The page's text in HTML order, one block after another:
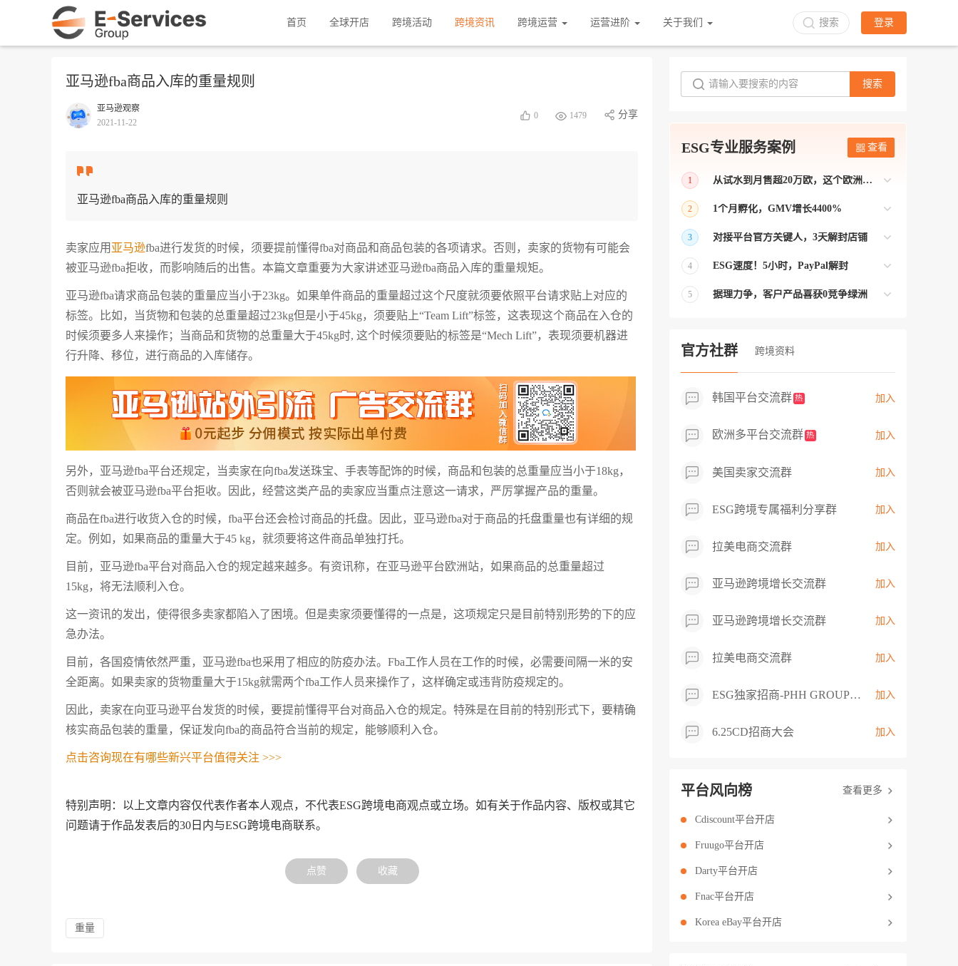
首页 全球开店 跨境活动 跨境资讯 跨境运营 运营进阶 关于我们 搜索 登录
亚马逊fba商品入库的重量规则
亚马逊观察
2021-11-22
0 1479 分享
亚马逊fba商品入库的重量规则
卖家应用 亚马逊fba进行发货的时候，须要提前懂得fba对商品和商品包装的各项请求。否则，卖家的货物有可能会
被亚马逊fba拒收，而影响随后的出售。本篇文章重要为大家讲述亚马逊fba商品入库的重量规矩。
亚马逊fba请求商品包装的重量应当小于23kg。如果单件商品的重量超过这个尺度就须要依照平台请求贴上对应的
标签。比如，当货物和包装的总重量超过23kg但是小于45kg，须要贴上“Team Lift”标签，这表现这个商品在入仓的
时候须要多人来操作；当商品和货物的总重量大于45kg时, 这个时候须要贴的标签是“Mech Lift”，表现须要机器进
行升降、移位，进行商品的入库储存。
另外，亚马逊fba平台还规定，当卖家在向fba发送珠宝、手表等配饰的时候，商品和包装的总重量应当小于18kg，
否则就会被亚马逊fba平台拒收。因此，经营这类产品的卖家应当重点注意这一请求，严厉掌握产品的重量。
商品在fba进行收货入仓的时候，fba平台还会检讨商品的托盘。因此，亚马逊fba对于商品的托盘重量也有详细的规
定。例如，如果商品的重量大于45 kg，就须要将这件商品单独打托。
目前，亚马逊fba平台对商品入仓的规定越来越多。有资讯称，在亚马逊平台欧洲站，如果商品的总重量超过
15kg，将无法顺利入仓。
这一资讯的发出，使得很多卖家都陷入了困境。但是卖家须要懂得的一点是，这项规定只是目前特别形势的下的应
急办法。
目前，各国疫情依然严重，亚马逊fba也采用了相应的防疫办法。Fba工作人员在工作的时候，必需要间隔一米的安
全距离。如果卖家的货物重量大于15kg就需两个fba工作人员来操作了，这样确定或违背防疫规定的。
因此，卖家在向亚马逊平台发货的时候，要提前懂得平台对商品入仓的规定。特殊是在目前的特别形式下，要精确
核实商品包装的重量，保证发向fba的商品符合当前的规定，能够顺利入仓。
点击咨询现在有哪些新兴平台值得关注 >>>
特别声明：以上文章内容仅代表作者本人观点，不代表ESG跨境电商观点或立场。如有关于作品内容、版权或其它
问题请于作品发表后的30日内与ESG跨境电商联系。
点赞 收藏
重量
搜索
ESG专业服务案例 查看
1
从试水到月售超20万欧，这个欧洲本土平台被低估了
2
1个月孵化，GMV增长4400%
业】 >> Gmarket卖家店铺经过ESG跨境客
3
对接平台官方关键人，3天解封店铺
跨境帮我解决了韩国平台店铺异常问题
4
ESG速度！5小时，PayPal解封
ESG拥有Paypal支付和Onbuy平台双绿通道
5
据理力争，客户产品喜获0竞争绿洲
取机会，卖家成功上架市场热卖而平台稀
缺产品，拓展了西班牙新商机！
官方社群 跨境资料
韩国平台交流群 热 加入
欧洲多平台交流群 热 加入
美国卖家交流群 加入
ESG跨境专属福利分享群 加入
拉美电商交流群 加入
亚马逊跨境增长交流群 加入
亚马逊跨境增长交流群 加入
拉美电商交流群 加入
ESG独家招商-PHH GROUP卖家交流群 加入
6.25CD招商大会 加入
平台风向榜 查看更多
Cdiscount平台开店
Fruugo平台开店
Darty平台开店
Fnac平台开店
Korea eBay平台开店